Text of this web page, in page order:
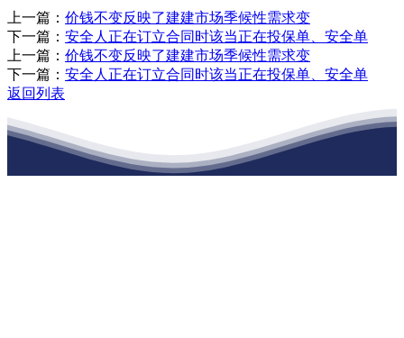
上一篇： 价钱不变反映了建建市场季候性需求变
下一篇： 安全人正在订立合同时该当正在投保单、安全单
上一篇： 价钱不变反映了建建市场季候性需求变
下一篇： 安全人正在订立合同时该当正在投保单、安全单
返回列表